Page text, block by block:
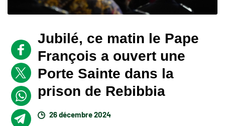
Jubilé, ce matin le Pape
François a ouvert une
Porte Sainte dans la
prison de Rebibbia
26 décembre 2024